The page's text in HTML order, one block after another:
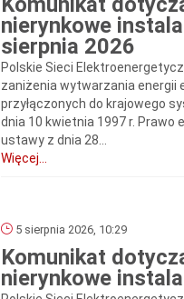
nierynkowe
sierpnia 2026
Polskie Sieci
zaniżenia wytwarzania energii
przyłączonych do krajowego
dnia 10 kwietnia 1997 r. Prawo
ustawy z dnia 28...
Więcej...
5 sierpnia 2026, 10:29
Komunikat
nierynkowe